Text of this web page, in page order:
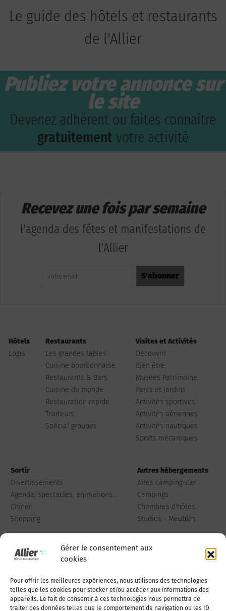
Gérer le consentement aux
cookies
Pour offrir les meilleures expériences, nous utilisons des technologies
telles que les cookies pour stocker et/ou accéder aux informations des
appareils. Le fait de consentir à ces technologies nous permettra de
traiter des données telles que le comportement de navigation ou les ID
Le guide des hôtels et restaurants
de l'Allier
Publiez votre annonce sur
le site
Devenez adhérent ou faites connaître
gratuitement votre activité
Recevez une fois par semaine
l'agenda des fêtes et manifestations de
l'Allier
Hôtels
Logis
Restaurants
Les grandes tables
Cuisine bourbonnaise
Restaurants & Bars
Cuisine du monde
Restauration rapide
Traiteurs
Spécial groupes
Visites et Activités
Découvrir
Bien être
Musées Patrimoine
Parcs et Jardins
Activités sportives
Activités aériennes
Activités nautiques
Sports mécaniques
Sortir
Divertissements
Agenda, spectacles, animations...
Chiner
Shopping
Autres hébergements
Aires camping-car
Campings
Chambres d'hôtes
Studios - Meublés
Qui sommes-nous Publiez votre annonce